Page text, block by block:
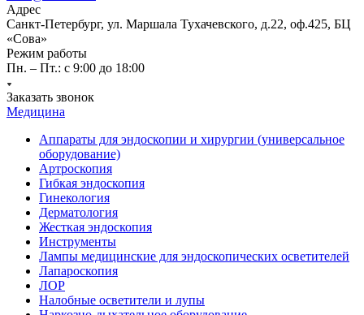
Адрес
Санкт-Петербург, ул. Маршала Тухачевского, д.22, оф.425, БЦ
«Сова»
Режим работы
Пн. – Пт.: с 9:00 до 18:00
Заказать звонок
Медицина
Аппараты для эндоскопии и хирургии (универсальное
оборудование)
Артроскопия
Гибкая эндоскопия
Гинекология
Дерматология
Жесткая эндоскопия
Инструменты
Лампы медицинские для эндоскопических осветителей
Лапароскопия
ЛОР
Налобные осветители и лупы